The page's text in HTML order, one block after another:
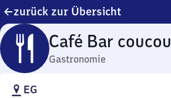
zurück zur Übersicht
Café Bar coucou
Gastronomie
EG